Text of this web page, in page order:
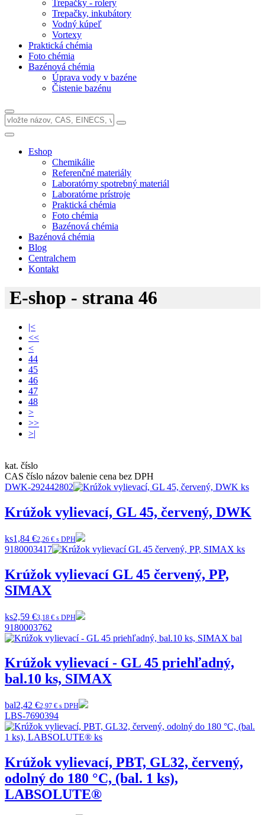
Trepačky - rolery
Trepačky, inkubátory
Vodný kúpeľ
Vortexy
Praktická chémia
Foto chémia
Bazénová chémia
Úprava vody v bazéne
Čistenie bazénu
Eshop
Chemikálie
Referenčné materiály
Laboratórny spotrebný materiál
Laboratórne prístroje
Praktická chémia
Foto chémia
Bazénová chémia
Bazénová chémia
Blog
Centralchem
Kontakt
E-shop - strana 46
|<
<<
<
44
45
46
47
48
>
>>
>|
kat. číslo
CAS číslo názov balenie cena bez DPH
DWK-292442802
Krúžok vylievací, GL 45, červený, DWK
ks1,84 €2,26 € s DPH
9180003417
Krúžok vylievací GL 45 červený, PP,
SIMAX
ks2,59 €3,18 € s DPH
9180003762
Krúžok vylievací - GL 45 priehľadný,
bal.10 ks, SIMAX
bal2,42 €2,97 € s DPH
LBS-7690394
Krúžok vylievací, PBT, GL32, červený,
odolný do 180 °C, (bal. 1 ks),
LABSOLUTE®